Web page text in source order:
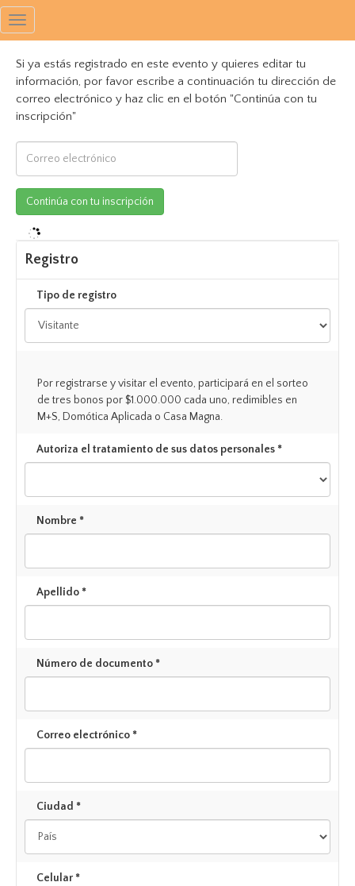
Toggle
navigation
Si ya estás registrado en este evento y quieres editar tu
información, por favor escribe a continuación tu dirección de
correo electrónico y haz clic en el botón "Continúa con tu
inscripción"
Registro
Tipo de registro
Por registrarse y visitar el evento, participará en el sorteo
de tres bonos por $1.000.000 cada uno, redimibles en
M+S, Domótica Aplicada o Casa Magna.
Autoriza el tratamiento de sus datos personales *
Nombre *
Apellido *
Número de documento *
Correo electrónico *
Ciudad *
Celular *